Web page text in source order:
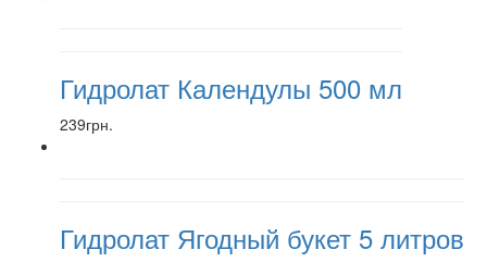
Гидролат Календулы 500 мл
239грн.
Гидролат Ягодный букет 5 литров